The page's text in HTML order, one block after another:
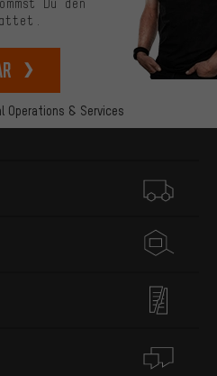
Operations & Services
Du den